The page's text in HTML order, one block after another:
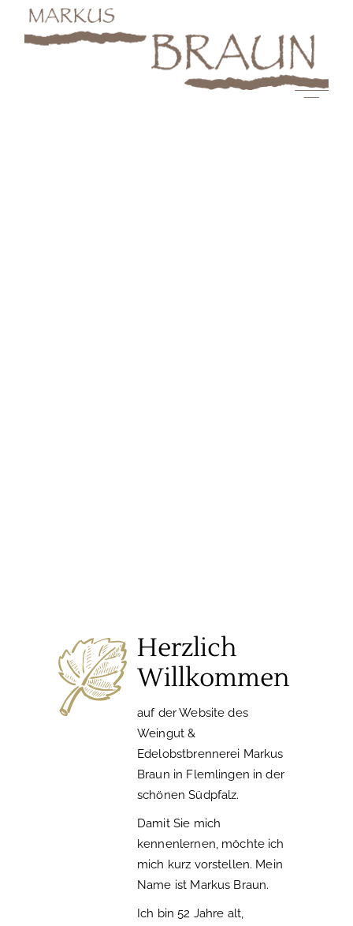
Herzlich
Willkommen
auf der Website des
Weingut &
Edelobstbrennerei Markus
Braun in Flemlingen in der
schönen Südpfalz.
Damit Sie mich
kennenlernen, möchte ich
mich kurz vorstellen. Mein
Name ist Markus Braun.
Ich bin 52 Jahre alt,